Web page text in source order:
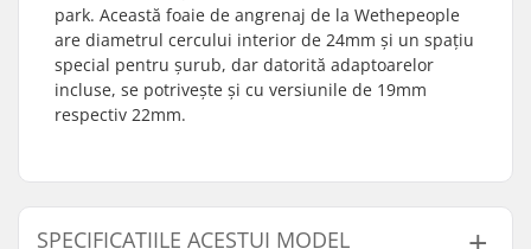
park. Această foaie de angrenaj de la Wethepeople
are diametrul cercului interior de 24mm și un spațiu
special pentru șurub, dar datorită adaptoarelor
incluse, se potrivește și cu versiunile de 19mm
respectiv 22mm.
SPECIFICAȚIILE ACESTUI MODEL